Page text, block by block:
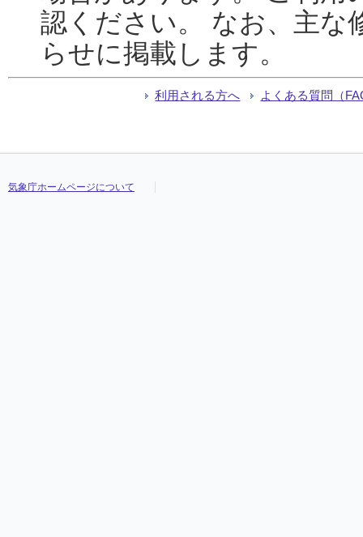
認ください。 なお、主な
らせに掲載します。
利用される方へ よくある質問（
気象庁ホームページについて